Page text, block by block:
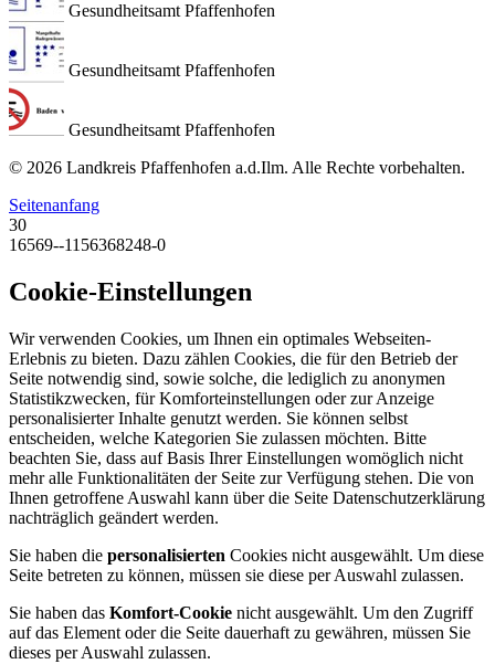
Gesundheitsamt Pfaffenhofen
Gesundheitsamt Pfaffenhofen
Gesundheitsamt Pfaffenhofen
© 2026 Landkreis Pfaffenhofen a.d.Ilm. Alle Rechte vorbehalten.
Seitenanfang
30
16569--1156368248-0
Cookie-Einstellungen
Wir verwenden Cookies, um Ihnen ein optimales Webseiten-
Erlebnis zu bieten. Dazu zählen Cookies, die für den Betrieb der
Seite notwendig sind, sowie solche, die lediglich zu anonymen
Statistikzwecken, für Komforteinstellungen oder zur Anzeige
personalisierter Inhalte genutzt werden. Sie können selbst
entscheiden, welche Kategorien Sie zulassen möchten. Bitte
beachten Sie, dass auf Basis Ihrer Einstellungen womöglich nicht
mehr alle Funktionalitäten der Seite zur Verfügung stehen. Die von
Ihnen getroffene Auswahl kann über die Seite Datenschutzerklärung
nachträglich geändert werden.
Sie haben die personalisierten Cookies nicht ausgewählt. Um diese
Seite betreten zu können, müssen sie diese per Auswahl zulassen.
Sie haben das Komfort-Cookie nicht ausgewählt. Um den Zugriff
auf das Element oder die Seite dauerhaft zu gewähren, müssen Sie
dieses per Auswahl zulassen.